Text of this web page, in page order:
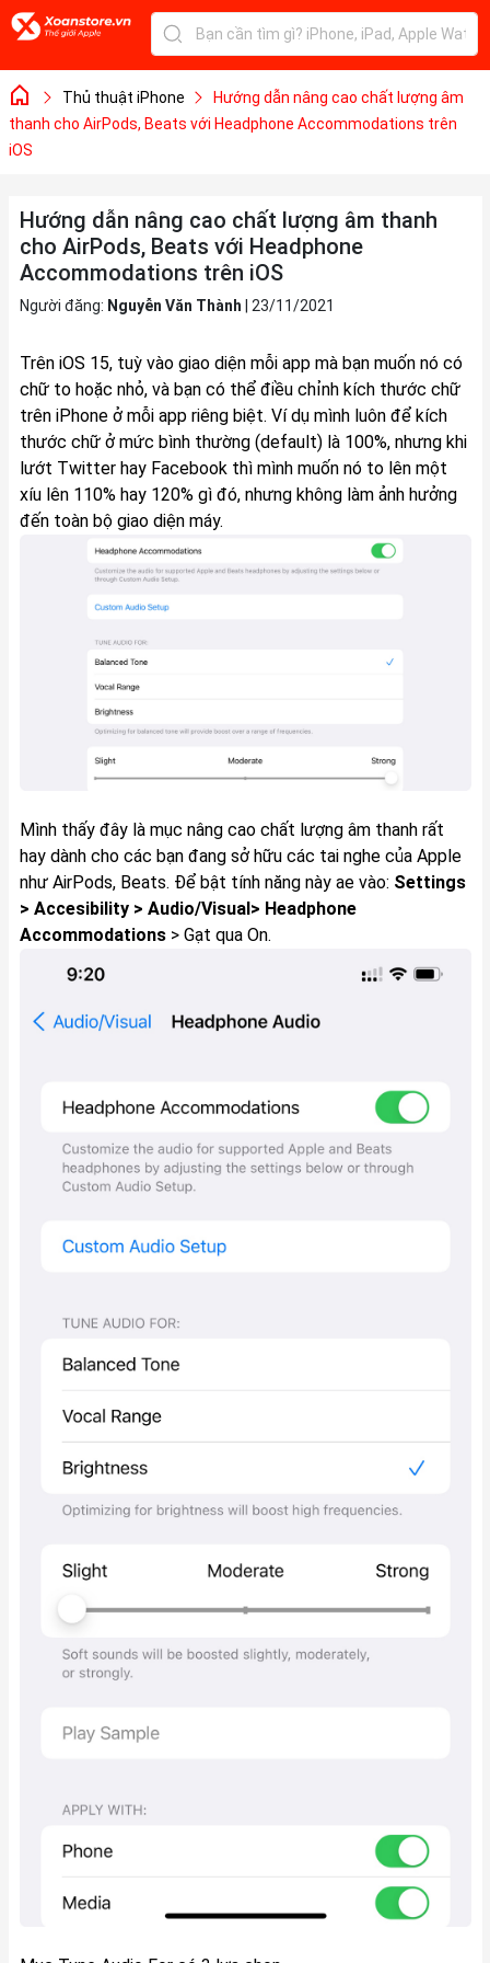
Thủ thuật iPhone
Hướng dẫn nâng cao chất lượng âm
thanh cho AirPods, Beats với Headphone Accommodations trên
iOS
Hướng dẫn nâng cao chất lượng âm thanh
cho AirPods, Beats với Headphone
Accommodations trên iOS
Người đăng: Nguyễn Văn Thành 23/11/2021
Trên iOS 15, tuỳ vào giao diện mỗi app mà bạn muốn nó có
chữ to hoặc nhỏ, và bạn có thể điều chỉnh kích thước chữ
trên iPhone ở mỗi app riêng biệt. Ví dụ mình luôn để kích
thước chữ ở mức bình thường (default) là 100%, nhưng khi
lướt Twitter hay Facebook thì mình muốn nó to lên một
xíu lên 110% hay 120% gì đó, nhưng không làm ảnh hưởng
đến toàn bộ giao diện máy.
Mình thấy đây là mục nâng cao chất lượng âm thanh rất
hay dành cho các bạn đang sở hữu các tai nghe của Apple
như AirPods, Beats. Để bật tính năng này ae vào: Settings
> Accesibility > Audio/Visual> Headphone
Accommodations> Gạt qua On.